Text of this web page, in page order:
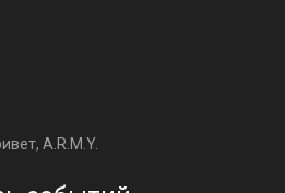
A.R.M.Y.